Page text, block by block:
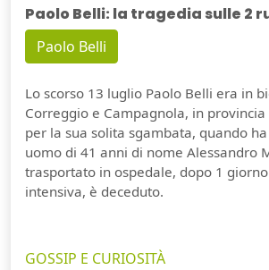
Paolo Belli: la tragedia sulle 2
Paolo Belli
Lo scorso 13 luglio Paolo Belli era in
Correggio e Campagnola, in provincia
per la sua solita sgambata, quando
uomo di 41 anni di nome Alessandro
trasportato in ospedale, dopo 1
intensiva, è deceduto.
GOSSIP E CURIOSITÀ